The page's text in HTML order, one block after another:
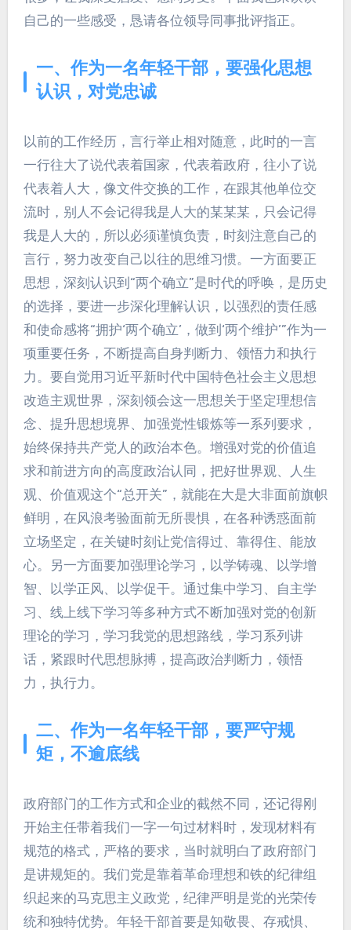
自己的一些感受，恳请各位领导同事批评指正。
一、作为一名年轻干部，要强化思想
认识，对党忠诚
以前的工作经历，言行举止相对随意，此时的一言
一行往大了说代表着国家，代表着政府，往小了说
代表着人大，像文件交换的工作，在跟其他单位交
流时，别人不会记得我是人大的某某某，只会记得
我是人大的，所以必须谨慎负责，时刻注意自己的
言行，努力改变自己以往的思维习惯。一方面要正
思想，深刻认识到“两个确立”是时代的呼唤，是历史
的选择，要进一步深化理解认识，以强烈的责任感
和使命感将“拥护‘两个确立’，做到‘两个维护’”作为一
项重要任务，不断提高自身判断力、领悟力和执行
力。要自觉用习近平新时代中国特色社会主义思想
改造主观世界，深刻领会这一思想关于坚定理想信
念、提升思想境界、加强党性锻炼等一系列要求，
始终保持共产党人的政治本色。增强对党的价值追
求和前进方向的高度政治认同，把好世界观、人生
观、价值观这个“总开关”，就能在大是大非面前旗帜
鲜明，在风浪考验面前无所畏惧，在各种诱惑面前
立场坚定，在关键时刻让党信得过、靠得住、能放
心。另一方面要加强理论学习，以学铸魂、以学增
智、以学正风、以学促干。通过集中学习、自主学
习、线上线下学习等多种方式不断加强对党的创新
理论的学习，学习我党的思想路线，学习系列讲
话，紧跟时代思想脉搏，提高政治判断力，领悟
力，执行力。
二、作为一名年轻干部，要严守规
矩，不逾底线
政府部门的工作方式和企业的截然不同，还记得刚
开始主任带着我们一字一句过材料时，发现材料有
规范的格式，严格的要求，当时就明白了政府部门
是讲规矩的。我们党是靠着革命理想和铁的纪律组
织起来的马克思主义政党，纪律严明是党的光荣传
统和独特优势。年轻干部首要是知敬畏、存戒惧、